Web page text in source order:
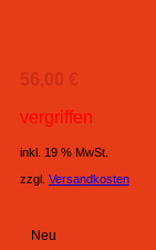
56,00 €
vergriffen
inkl. 19 % MwSt.
zzgl. Versandkosten
Neu